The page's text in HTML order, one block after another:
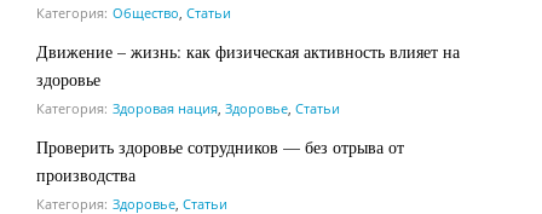
Категория: Общество Статьи
Движение – жизнь: как физическая активность влияет на
здоровье
Категория: Здоровая нация Здоровье Статьи
Проверить здоровье сотрудников — без отрыва от
производства
Категория: Здоровье Статьи